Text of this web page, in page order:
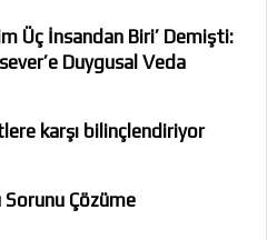
Üç İnsandan Biri’ Demişti:
Duygusal Veda
karşı bilinçlendiriyor
Sorunu Çözüme